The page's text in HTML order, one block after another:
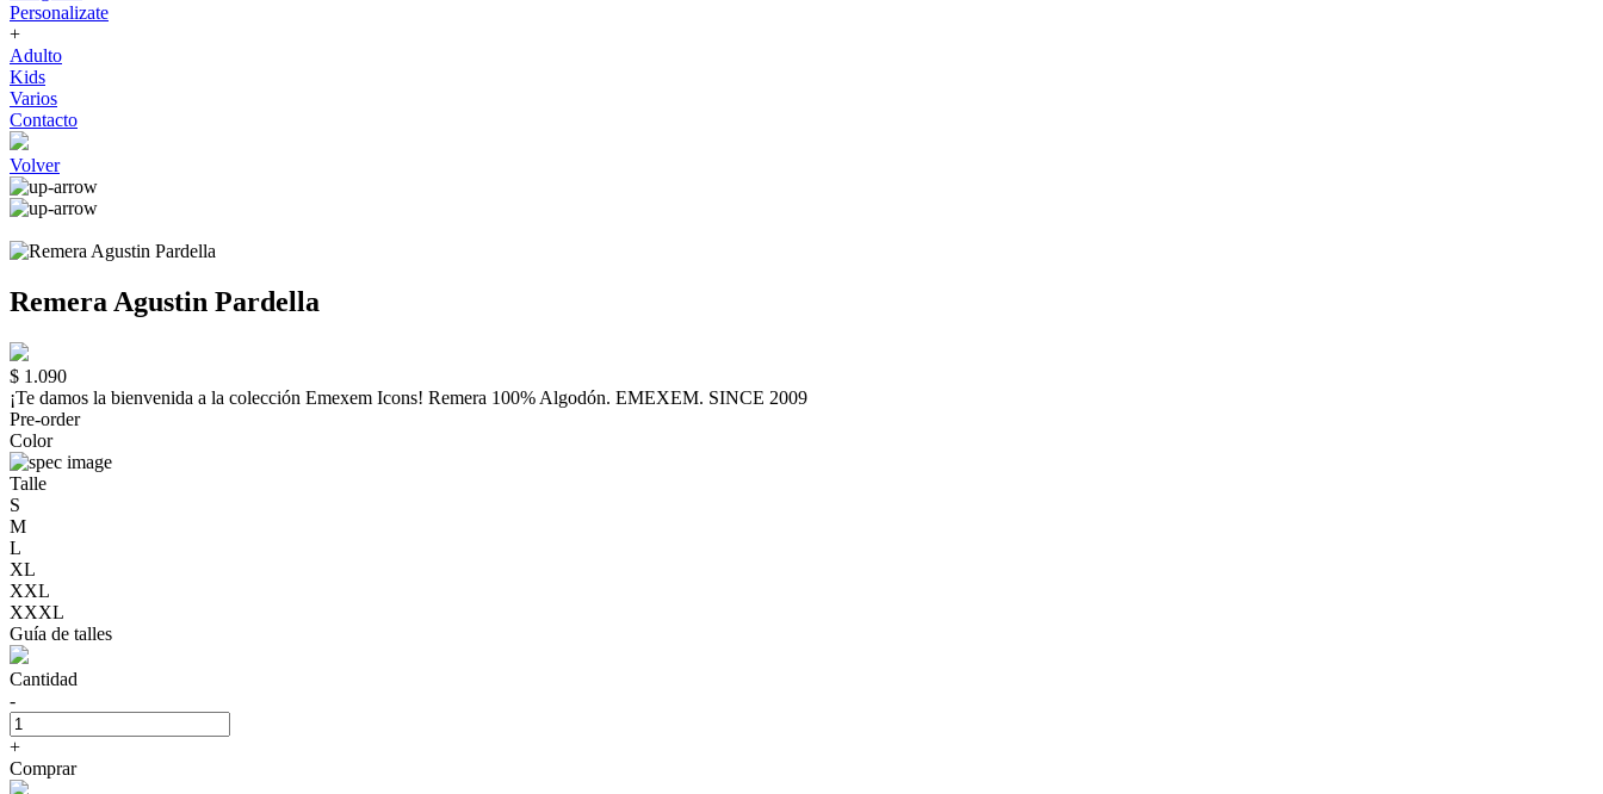
Personalizate
+
Adulto
Kids
Varios
Contacto
Volver
Remera Agustin Pardella
$ 1.090
¡Te damos la bienvenida a la colección Emexem Icons! Remera 100% Algodón. EMEXEM. SINCE 2009
Pre-order
Color
Talle
S
M
L
XL
XXL
XXXL
Guía de talles
Cantidad
-
+
Comprar